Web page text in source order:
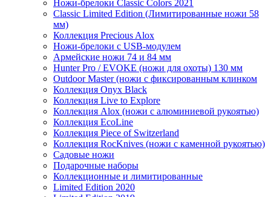
Ножи-брелоки Classic Colors 2021
Classic Limited Edition (Лимитированные ножи 58
мм)
Коллекция Precious Alox
Ножи-брелоки с USB-модулем
Армейские ножи 74 и 84 мм
Hunter Pro / EVOKE (ножи для охоты) 130 мм
Outdoor Master (ножи с фиксированным клинком
Коллекция Onyx Black
Коллекция Live to Explore
Коллекция Alox (ножи с алюминиевой рукоятью)
Коллекция EcoLine
Коллекция Piece of Switzerland
Коллекция RocKnives (ножи с каменной рукоятью)
Садовые ножи
Подарочные наборы
Коллекционные и лимитированные
Limited Edition 2020